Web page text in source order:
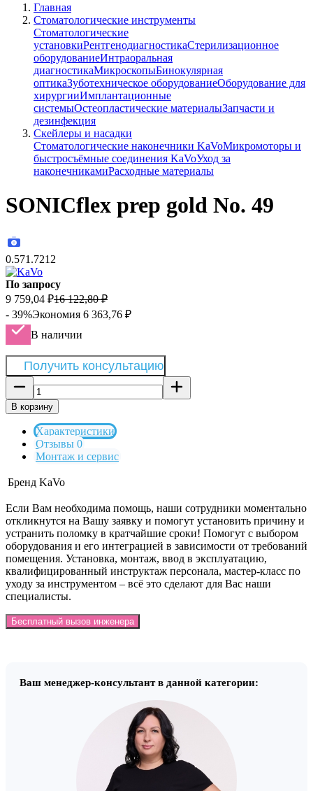
Главная
Стоматологические инструменты
Стоматологические
установкиРентгенодиагностикаСтерилизационное
оборудованиеИнтраоральная
диагностикаМикроскопыБинокулярная
оптикаЗуботехническое оборудованиеОборудование для
хирургииИмплантационные
системыОстеопластические материалыЗапчасти и
дезинфекция
Скейлеры и насадки
Стоматологические наконечники KaVoМикромоторы и
быстросъёмные соединения KaVoУход за
наконечникамиРасходные материалы
SONICflex prep gold No. 49
0.571.7212
По запросу
9 759,04 ₽16 122,80 ₽
- 39%Экономия 6 363,76 ₽
В наличии
Получить консультацию
В корзину
Характеристики
Отзывы 0
Монтаж и сервис
Бренд KaVo
Если Вам необходима помощь, наши сотрудники моментально
откликнутся на Вашу заявку и помогут установить причину и
устранить поломку в кратчайшие сроки! Помогут с выбором
оборудования и его интеграцией в зависимости от требований
помещения. Установка, монтаж, ввод в эксплуатацию,
квалифицированный инструктаж персонала, мастер-класс по
уходу за инструментом – всё это сделают для Вас наши
специалисты.
Бесплатный вызов инженера
Ваш менеджер-консультант в данной категории: